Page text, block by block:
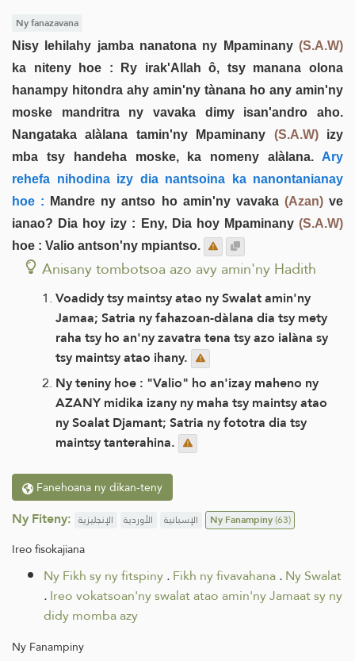
Ny fanazavana
Nisy lehilahy jamba nanatona ny Mpaminany (S.A.W)
ka niteny hoe : Ry irak'Allah ô, tsy manana olona
hanampy hitondra ahy amin'ny tànana ho any amin'ny
moske mandritra ny vavaka dimy isan'andro aho.
Nangataka alàlana tamin'ny Mpaminany (S.A.W)izy
mba tsy handeha moske, ka nomeny alàlana. Ary
rehefa nihodina izy dia nantsoina ka nanontanianay
hoe : Mandre ny antso ho amin'ny vavaka (Azan)ve
ianao? Dia hoy izy : Eny, Dia hoy Mpaminany (S.A.W)
hoe : Valio antson'ny mpiantso.
Anisany tombotsoa azo avy amin'ny Hadith
Voadidy tsy maintsy atao ny Swalat amin'ny
Jamaa; Satria ny fahazoan-dàlana dia tsy mety
raha tsy ho an'ny zavatra tena tsy azo ialàna sy
tsy maintsy atao ihany.
Ny teniny hoe : "Valio" ho an'izay maheno ny
AZANY midika izany ny maha tsy maintsy atao
ny Soalat Djamant; Satria ny fototra dia tsy
maintsy tanterahina.
Fanehoana ny dikan-teny
Ny Fiteny: الإنجليزية الأوردية الإسبانية Ny Fanampiny(63)
Ireo fisokajiana
Ny Fikh sy ny fitspiny.Fikh ny fivavahana.Ny Swalat
.Ireo vokatsoan'ny swalat atao amin'ny Jamaat sy ny
didy momba azy
Ny Fanampiny